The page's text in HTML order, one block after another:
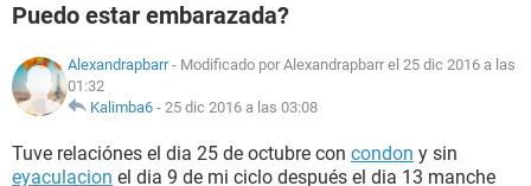
NUTRICIÓN
BIENESTAR
Puedo estar embarazada?
Alexandrapbarr- Modificado por Alexandrapbarr el 25 dic 2016 a las
01:32
Kalimba6- 25 dic 2016 a las 03:08
Tuve relaciónes el dia 25 de octubre con condon y sin
eyaculacion el dia 9 de mi ciclo después el dia 13 manche